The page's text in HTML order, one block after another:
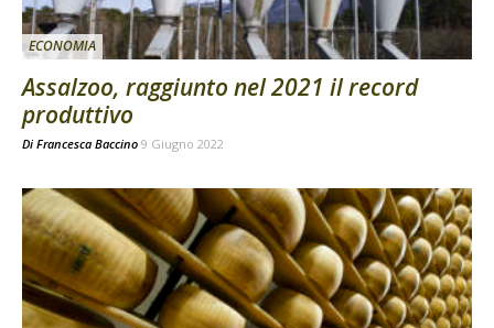
ECONOMIA
Assalzoo, raggiunto nel 2021 il record
produttivo
Di Francesca Baccino 9 Giugno 2022